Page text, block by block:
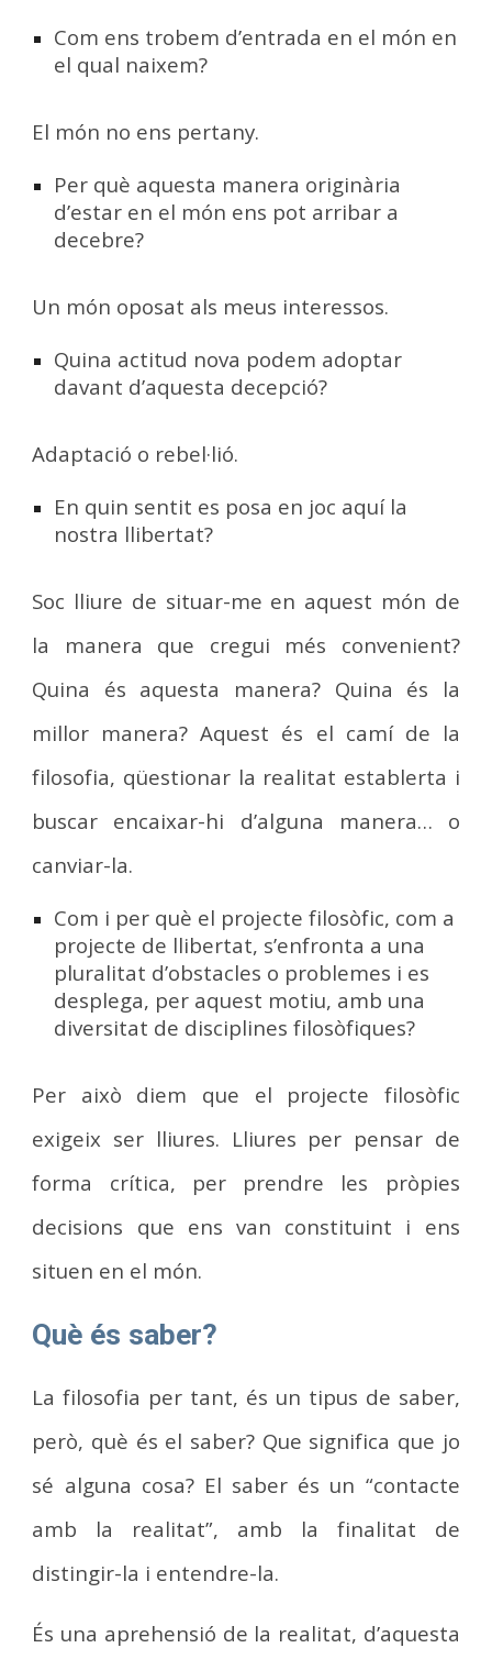
Com ens trobem d’entrada en el món en
el qual naixem?
El món no ens pertany.
Per què aquesta manera originària
d’estar en el món ens pot arribar a
decebre?
Un món oposat als meus interessos.
Quina actitud nova podem adoptar
davant d’aquesta decepció?
Adaptació o rebel·lió.
En quin sentit es posa en joc aquí la
nostra llibertat?
Soc lliure de situar-me en aquest món de
la manera que cregui més convenient?
Quina és aquesta manera? Quina és la
millor manera? Aquest és el camí de la
filosofia, qüestionar la realitat establerta i
buscar encaixar-hi d’alguna manera… o
canviar-la.
Com i per què el projecte filosòfic, com a
projecte de llibertat, s’enfronta a una
pluralitat d’obstacles o problemes i es
desplega, per aquest motiu, amb una
diversitat de disciplines filosòfiques?
Per això diem que el projecte filosòfic
exigeix ser lliures. Lliures per pensar de
forma crítica, per prendre les pròpies
decisions que ens van constituint i ens
situen en el món.
Què és saber?
La filosofia per tant, és un tipus de saber,
però, què és el saber? Que significa que jo
sé alguna cosa? El saber és un “contacte
amb la realitat”, amb la finalitat de
distingir-la i entendre-la.
És una aprehensió de la realitat, d’aquesta